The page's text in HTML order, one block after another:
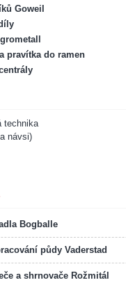
Goweil
pravítka do ramen
technika
návsi)
Bogballe
půdy Vaderstad
a shrnovače Rožmitál